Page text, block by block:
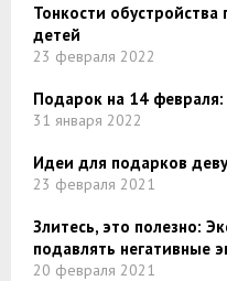
Тонкости
детей
23 февраля 2022
Подарок на 14
31 января 2022
Идеи для подарков
23 февраля 2021
Злитесь, это полезно:
подавлять негативные
20 февраля 2021